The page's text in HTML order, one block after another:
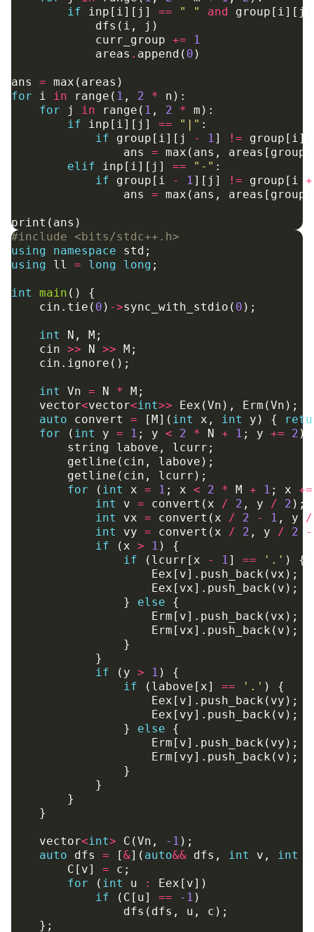
if
inp [ i][ j ] == " " and group [ i][ j
dfs ( i , j )
curr_group +=
1
areas . append ( 0 )
ans = max ( areas )
for
i in range ( 1 , 2 * n ):
for
j in range ( 1 , 2 * m ):
if
inp [ i][ j ] == "|" :
if
group [ i][ j - 1] != group [ i][
ans
= max ( ans , areas [ group
elif
inp [ i][ j ] == "-" :
if
group [ i - 1][ j ] != group [ i +
ans
= max ( ans , areas [ group
print ( ans )
#include <bits/stdc++.h>
using
namespace std ;
using
ll = long long ;
int main ()
{
cin . tie ( 0 ) ->sync_with_stdio ( 0 );
int N , M ;
cin >> N >> M ;
cin . ignore ();
int Vn = N * M ;
vector<vector<int>> Eex (Vn ), Erm (Vn );
auto
convert = [M]( int x , int y ) {
for
( int y = 1 ; y < 2 * N + 1 ; y += 2 )
string
labove , lcurr ;
getline ( cin , labove );
getline ( cin , lcurr );
for
( int x = 1 ; x < 2 * M + 1 ; x +=
int
v = convert ( x / 2 , y / 2 );
int
vx = convert ( x / 2 - 1 , y
/
int
vy = convert ( x / 2 , y / 2
-
if
( x > 1 )
{
if
( lcurr [ x - 1] == '.' )
{
Eex [ v]. push_back ( vx );
Eex [ vx]. push_back ( v );
}
else
{
Erm [ v]. push_back ( vx );
Erm [ vx]. push_back ( v );
}
}
if
( y > 1 )
{
if
( labove [ x] == '.' )
{
Eex [ v]. push_back ( vy );
Eex [ vy]. push_back ( v );
}
else
{
Erm [ v]. push_back ( vy );
Erm [ vy]. push_back ( v );
}
}
}
}
vector<int> C (Vn , -1 );
auto
dfs = [&]( auto&& dfs , int v , int
C [ v] = c ;
for
( int u : Eex [ v])
if
( C [ u] == -1 )
dfs ( dfs , u , c );
};